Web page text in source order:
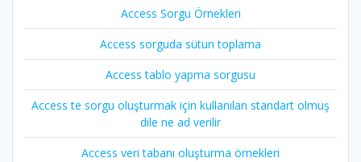
Access Sorgu Örnekleri
Access sorguda sütun toplama
Access tablo yapma sorgusu
Access te sorgu oluşturmak için kullanılan standart olmuş
dile ne ad verilir
Access veri tabanı oluşturma örnekleri